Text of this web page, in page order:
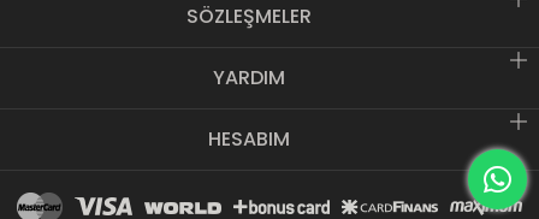
SÖZLEŞMELER
YARDIM
HESABIM